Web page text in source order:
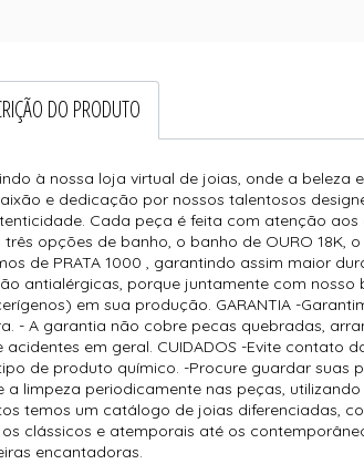
DO PRODUTO
à nossa loja virtual de joias, onde a beleza
e dedicação por nossos talentosos
Cada peça é feita com atenção aos
três opções de banho, o banho de OURO 18K,
de PRATA 1000 , garantindo assim maior
antialérgicas, porque juntamente com
em sua produção. GARANTIA -
- A garantia não cobre pecas quebradas,
acidentes em geral. CUIDADOS -Evite
de produto químico. -Procure guardar suas
a limpeza periodicamente nas peças,
temos um catálogo de joias diferenciadas,
clássicos e atemporais até os
encantadoras.